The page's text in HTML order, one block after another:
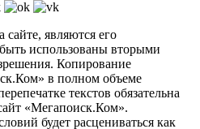
являются его
использованы вторыми
Копирование
в полном объеме
текстов обязательна
«Мегапоиск.Ком».
будет расцениваться как